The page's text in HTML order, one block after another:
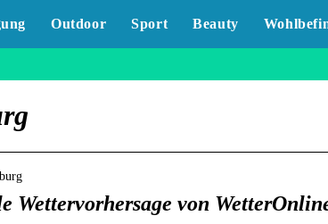
Outdoor Sport Beauty
Wettervorhersage von